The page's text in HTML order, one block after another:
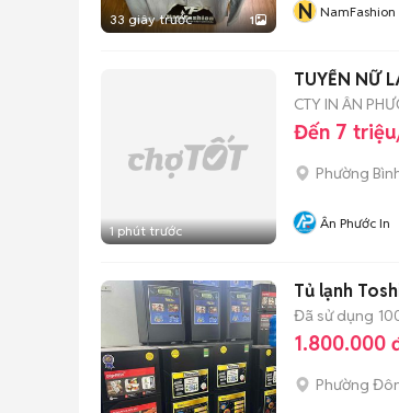
33 giây trước 1 N
1 phút trước
TUYỂN NỮ
CTY IN ÂN
Đến 7
Phường
Ân Phước In
Tủ lạnh
Đã sử dụng
1.800.000
Phường